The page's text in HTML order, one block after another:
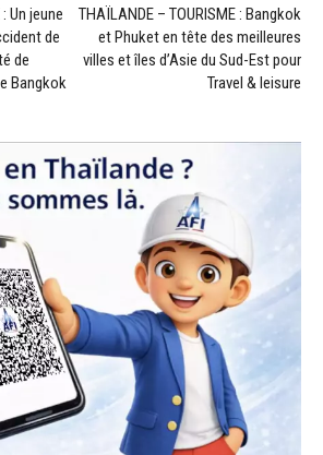
Un jeune
de
de
Bangkok
THAÏLANDE – TOURISME : Bangkok
et Phuket en tête des meilleures
villes et îles d’Asie du Sud-Est pour
Travel & leisure